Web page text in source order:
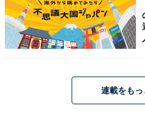
武雄温泉の「奥武雄温泉 風
わずか11室の離れ客室が佇む
宿です。すべての客室に「純
を用いた五感で愉しむ創作会
連載をもっ